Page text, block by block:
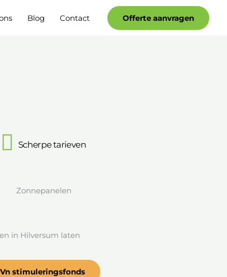
Blog Contact Offerte aanvragen
Scherpe tarieven
in Hilversum laten
stimuleringsfonds